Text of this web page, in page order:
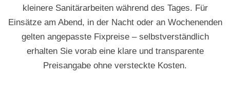
kleinere Sanitärarbeiten während des Tages. Für
Einsätze am Abend, in der Nacht oder an Wochenenden
gelten angepasste Fixpreise – selbstverständlich
erhalten Sie vorab eine klare und transparente
Preisangabe ohne versteckte Kosten.